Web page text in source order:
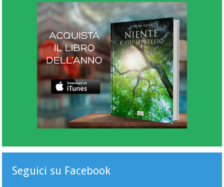
Seguici su Facebook